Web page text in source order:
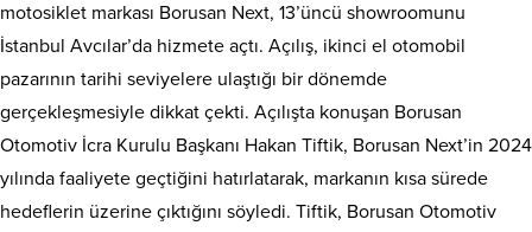
motosiklet markası Borusan Next, 13’üncü showroomunu
İstanbul Avcılar’da hizmete açtı. Açılış, ikinci el otomobil
pazarının tarihi seviyelere ulaştığı bir dönemde
gerçekleşmesiyle dikkat çekti. Açılışta konuşan Borusan
Otomotiv İcra Kurulu Başkanı Hakan Tiftik, Borusan Next’in 2024
yılında faaliyete geçtiğini hatırlatarak, markanın kısa sürede
hedeflerin üzerine çıktığını söyledi. Tiftik, Borusan Otomotiv